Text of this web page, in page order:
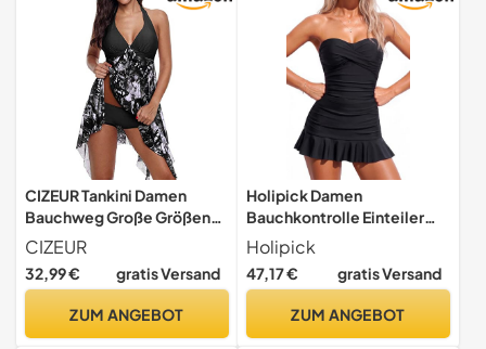
CIZEUR Tankini Damen
Bauchweg Große Größen
mit Short Badeanzug
Blumendruck Push up
Beachwear Swim Kleid
CIZEUR
32,99 € gratis Versand
ZUM ANGEBOT
Holipick Damen
Bauchkontrolle Einteiler
Badekleid Trägerlos
Badeanzug Bandeau Rock
Badeanzüge, Schwarz, XS
Holipick
47,17 € gratis Versand
ZUM ANGEBOT